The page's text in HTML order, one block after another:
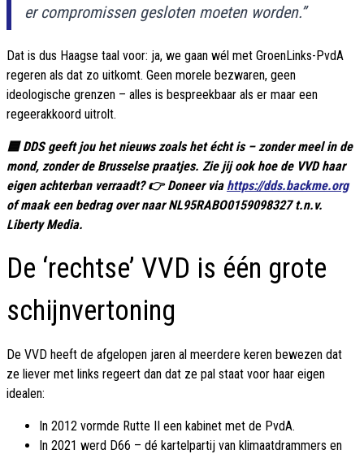
er compromissen gesloten moeten worden.”
Dat is dus Haagse taal voor: ja, we gaan wél met GroenLinks-PvdA
regeren als dat zo uitkomt. Geen morele bezwaren, geen
ideologische grenzen – alles is bespreekbaar als er maar een
regeerakkoord uitrolt.
🟦 DDS geeft jou het nieuws zoals het écht is – zonder meel in de
mond, zonder de Brusselse praatjes. Zie jij ook hoe de VVD haar
eigen achterban verraadt? 👉 Doneer via https://dds.backme.org
of maak een bedrag over naar NL95RABO0159098327 t.n.v.
Liberty Media.
De ‘rechtse’ VVD is één grote
schijnvertoning
De VVD heeft de afgelopen jaren al meerdere keren bewezen dat
ze liever met links regeert dan dat ze pal staat voor haar eigen
idealen:
In 2012 vormde Rutte II een kabinet met de PvdA.
In 2021 werd D66 – dé kartelpartij van klimaatdrammers en